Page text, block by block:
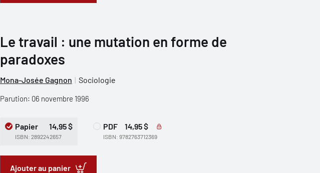
Le travail : une mutation en forme de
paradoxes
Mona-Josée Gagnon Sociologie
Parution: 06 novembre 1996
Papier 14,95 $
ISBN: 2892242657
PDF 14,95 $
ISBN: 9782763712369
Ajouter au panier